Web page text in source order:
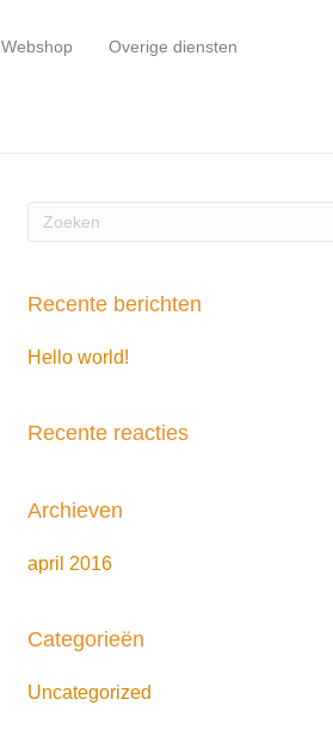
Webshop Overige diensten
Recente berichten
Hello world!
Recente reacties
Archieven
april 2016
Categorieën
Uncategorized